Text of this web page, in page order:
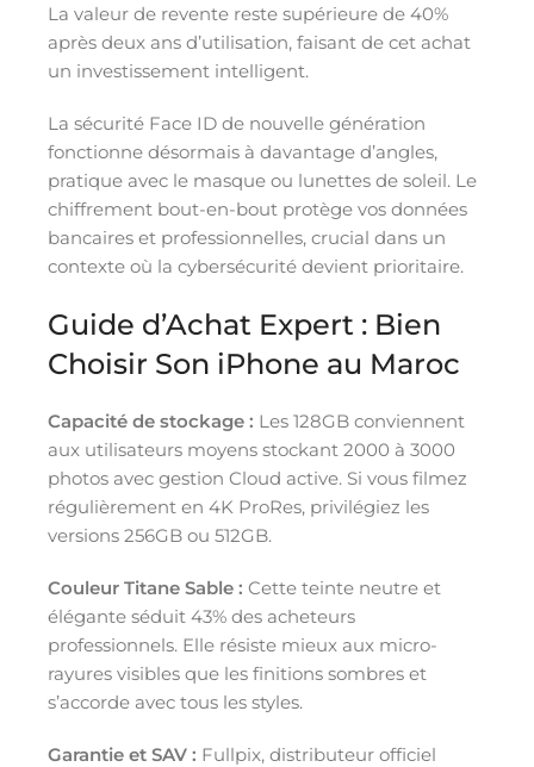
La valeur de revente reste supérieure de 40%
après deux ans d’utilisation, faisant de cet achat
un investissement intelligent.
La sécurité Face ID de nouvelle génération
fonctionne désormais à davantage d’angles,
pratique avec le masque ou lunettes de soleil. Le
chiffrement bout-en-bout protège vos données
bancaires et professionnelles, crucial dans un
contexte où la cybersécurité devient prioritaire.
Guide d’Achat Expert : Bien
Choisir Son iPhone au Maroc
Capacité de stockage : Les 128GB conviennent
aux utilisateurs moyens stockant 2000 à 3000
photos avec gestion Cloud active. Si vous filmez
régulièrement en 4K ProRes, privilégiez les
versions 256GB ou 512GB.
Couleur Titane Sable : Cette teinte neutre et
élégante séduit 43% des acheteurs
professionnels. Elle résiste mieux aux micro-
rayures visibles que les finitions sombres et
s’accorde avec tous les styles.
Garantie et SAV : Fullpix, distributeur officiel